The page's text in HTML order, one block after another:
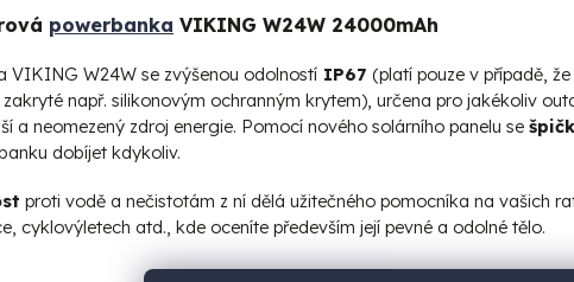
powerbanka VIKING W24W 24000mAh
VIKING W24W se zvýšenou odolností IP67 (platí pouze v případě,
např. silikonovým ochranným krytem), určena pro jakékoliv
a neomezený zdroj energie. Pomocí nového solárního panelu se
dobíjet kdykoliv.
proti vodě a nečistotám z ní dělá užitečného pomocníka na vašich
cyklovýletech atd., kde oceníte především její pevné a odolné tělo.